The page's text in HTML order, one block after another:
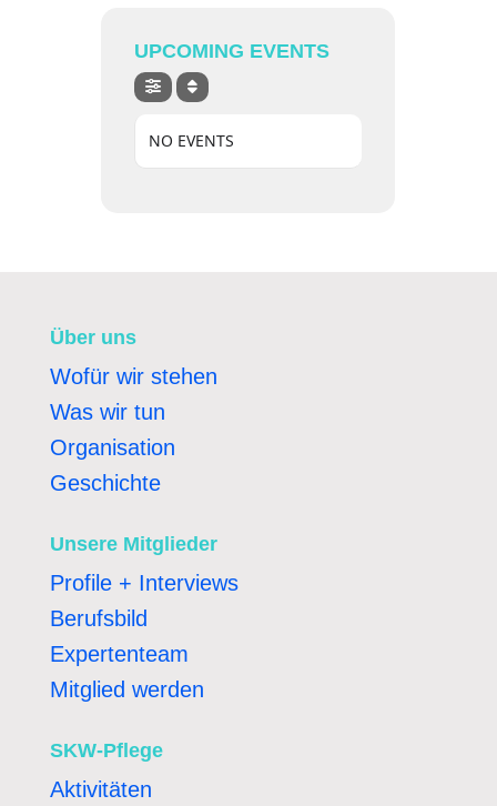
UPCOMING EVENTS
NO EVENTS
Über uns
Wofür wir stehen
Was wir tun
Organisation
Geschichte
Unsere Mitglieder
Profile + Interviews
Berufsbild
Expertenteam
Mitglied werden
SKW-Pflege
Aktivitäten